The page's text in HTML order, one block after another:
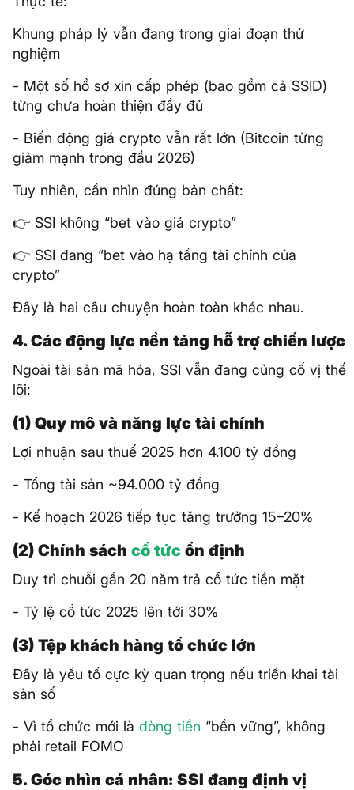
Khung pháp lý vẫn đang trong giai đoạn thử
nghiệm
- Một số hồ sơ xin cấp phép (bao gồm cả SSID)
từng chưa hoàn thiện đầy đủ
- Biến động giá crypto vẫn rất lớn (Bitcoin từng
giảm mạnh trong đầu 2026)
Tuy nhiên, cần nhìn đúng bản chất:
👉 SSI không “bet vào giá crypto”
👉 SSI đang “bet vào hạ tầng tài chính của
crypto”
Đây là hai câu chuyện hoàn toàn khác nhau.
4. Các động lực nền tảng hỗ trợ chiến lược
Ngoài tài sản mã hóa, SSI vẫn đang củng cố vị thế
lõi:
(1) Quy mô và năng lực tài chính
Lợi nhuận sau thuế 2025 hơn 4.100 tỷ đồng
- Tổng tài sản ~94.000 tỷ đồng
- Kế hoạch 2026 tiếp tục tăng trưởng 15–20%
(2) Chính sách cổ tức ổn định
Duy trì chuỗi gần 20 năm trả cổ tức tiền mặt
- Tỷ lệ cổ tức 2025 lên tới 30%
(3) Tệp khách hàng tổ chức lớn
Đây là yếu tố cực kỳ quan trọng nếu triển khai tài
sản số
- Vì tổ chức mới là dòng tiền “bền vững”, không
phải retail FOMO
5. Góc nhìn cá nhân: SSI đang định vị